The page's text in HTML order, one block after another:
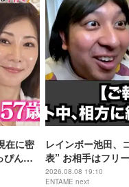
在に密
ぴん姿
レインボー池田、
表” お相手はフリ
藤佳奈
2026.08.08 19:10
ENTAME next